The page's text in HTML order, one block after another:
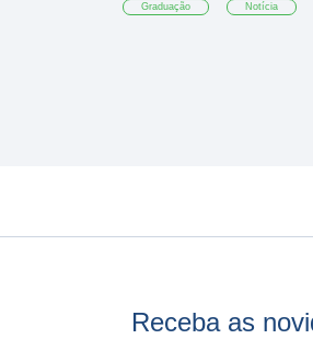
Graduação Notícia
Receba as